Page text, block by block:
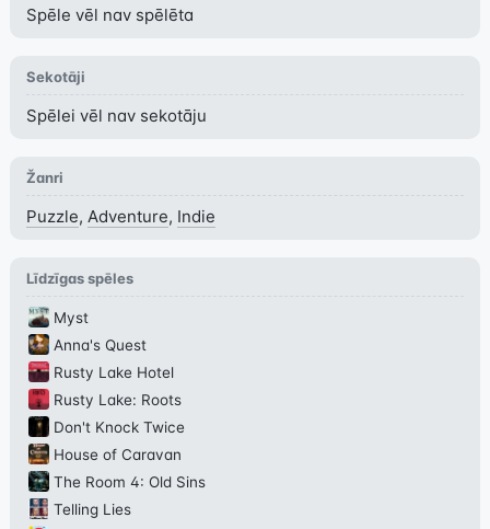
Spēle vēl nav spēlēta
Sekotāji
Spēlei vēl nav sekotāju
Žanri
Puzzle, Adventure, Indie
Līdzīgas spēles
Myst
Anna's Quest
Rusty Lake Hotel
Rusty Lake: Roots
Don't Knock Twice
House of Caravan
The Room 4: Old Sins
Telling Lies